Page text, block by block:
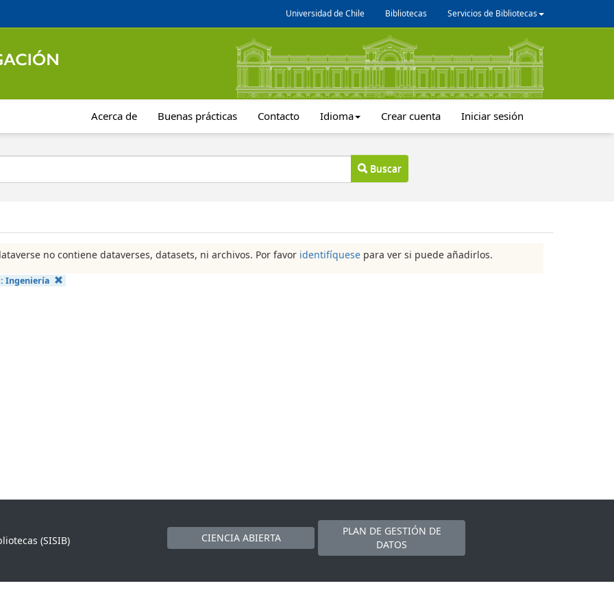
Universidad de Chile Bibliotecas Servicios de Bibliotecas
Acerca de Buenas prácticas Contacto Idioma Crear cuenta Iniciar sesión
Buscar
no contiene dataverses, datasets, ni archivos. Por favor identifíquese para ver si puede añadirlos.
Ingeniería
(SISIB)
CIENCIA ABIERTA
PLAN DE GESTIÓN DE
DATOS